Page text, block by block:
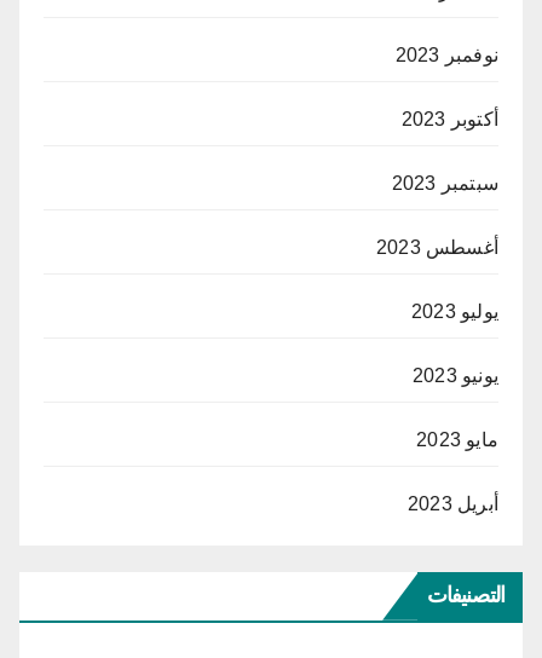
نوفمبر 2023
أكتوبر 2023
سبتمبر 2023
أغسطس 2023
يوليو 2023
يونيو 2023
مايو 2023
أبريل 2023
التصنيفات